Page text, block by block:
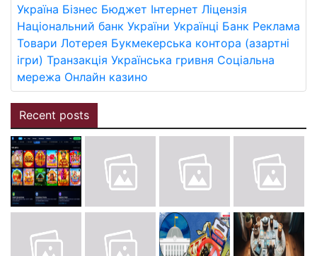
Україна Бізнес Бюджет Інтернет Ліцензія
Національний банк України Українці Банк Реклама
Товари Лотерея Букмекерська контора (азартні
ігри) Транзакція Українська гривня Соціальна
мережа Онлайн казино
Recent posts